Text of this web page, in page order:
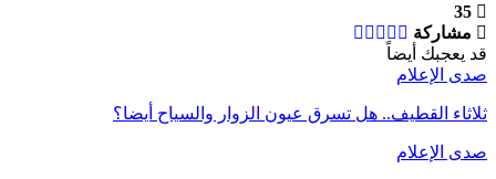
35
مشاركة
قد يعجبك أيضاً
صدى الإعلام
ثلاثاء القطيف.. هل تسرق عيون الزوار والسياح أيضا؟
صدى الإعلام